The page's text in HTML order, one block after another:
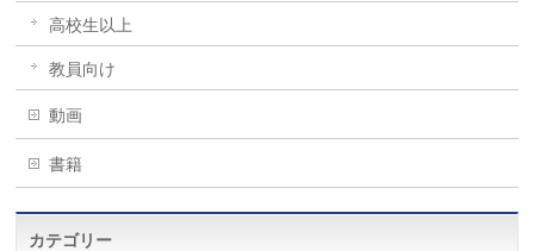
高校生以上
教員向け
動画
書籍
カテゴリー